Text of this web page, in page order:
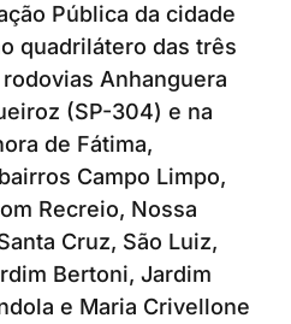
Pública da cidade
quadrilátero das três
Anhanguera
(SP-304) e na
de Fátima,
Campo Limpo,
Recreio, Nossa
Cruz, São Luiz,
Bertoni, Jardim
e Maria Crivellone